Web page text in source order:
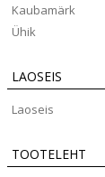
Kaubamärk
Ühik
LAOSEIS
Laoseis
TOOTELEHT